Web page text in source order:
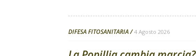
DIFESA FITOSANITARIA 4 Agosto 2026